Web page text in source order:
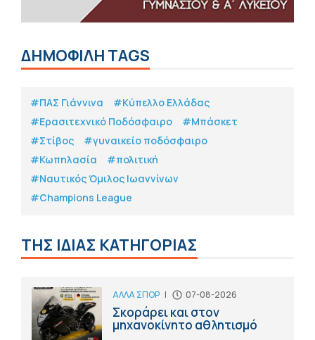
ΔΗΜΟΦΙΛΗ TAGS
#ΠΑΣ Γιάννινα
#Κύπελλο Ελλάδας
#Eρασιτεχνικό Ποδόσφαιρο
#Μπάσκετ
#Στίβος
#γυναικείο ποδόσφαιρο
#Κωπηλασία
#πολιτική
#Ναυτικός Όμιλος Ιωαννίνων
#Champions League
ΤΗΣ ΙΔΙΑΣ ΚΑΤΗΓΟΡΙΑΣ
ΑΛΛΑ ΣΠΟΡ | 07-08-2026
Σκοράρει και στον
μηχανοκίνητο αθλητισμό